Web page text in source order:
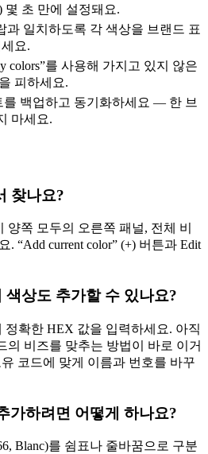
몇 초 만에 설정돼요.
과 일치하도록 각 색상을 브랜드 표
요.
colors”를 사용해 가지고 있지 않은
피하세요.
를 백업하고 동기화하세요 — 한 브
마세요.
찾나요?
쪽 모두의 오른쪽 패널, 전체 비
. “Add current color” (+) 버튼과 Edit
색상도 추가할 수 있나요?
정확한 HEX 값을 입력하세요. 아직
의 비즈를 맞추는 방법이 바로 이거
코드에 맞게 이름과 번호를 바꾸
가하려면 어떻게 하나요?
Blanc)를 쉼표나 줄바꿈으로 구분